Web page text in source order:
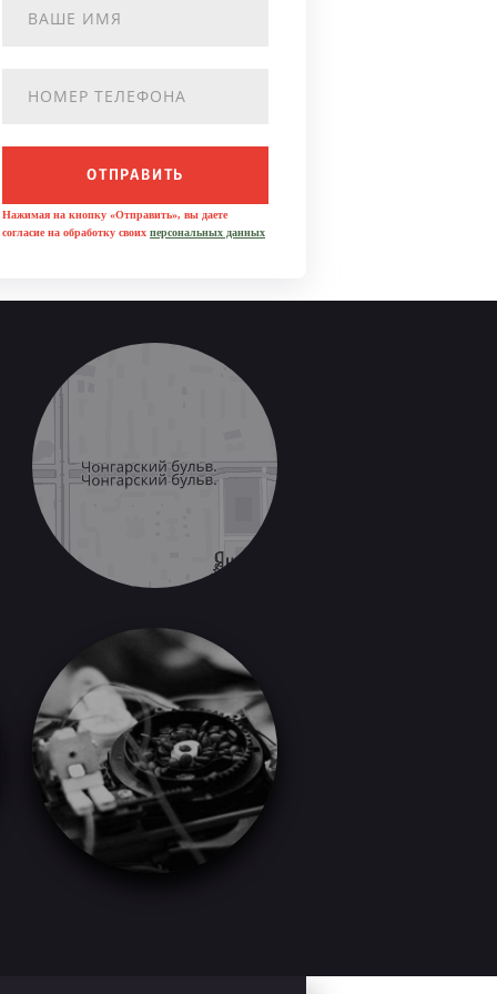
ОТПРАВИТЬ
Нажимая на кнопку «Отправить», вы даете
согласие на обработку своих персональных данных